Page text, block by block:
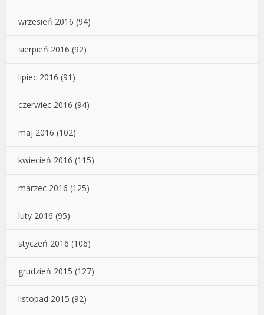
wrzesień 2016 (94)
sierpień 2016 (92)
lipiec 2016 (91)
czerwiec 2016 (94)
maj 2016 (102)
kwiecień 2016 (115)
marzec 2016 (125)
luty 2016 (95)
styczeń 2016 (106)
grudzień 2015 (127)
listopad 2015 (92)